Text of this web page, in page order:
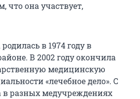
она участвует,
в 1974 году в
В 2002 году окончила
медицинскую
«лечебное дело». С
в разных медучреждениях